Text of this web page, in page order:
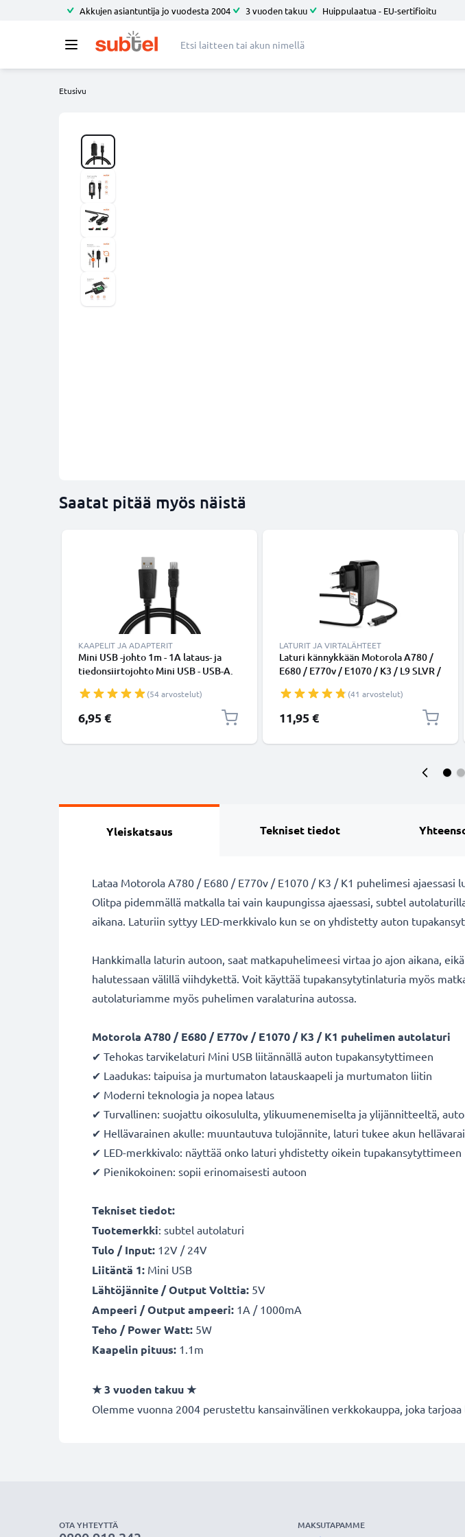
Akkujen asiantuntija jo vuodesta 2004 3 vuoden takuu Huippulaatua - EU-sertifioitu
Etusivu
Saatat pitää myös näistä
KAAPELIT JA ADAPTERIT
Mini USB -johto 1m - 1A lataus- ja
tiedonsiirtojohto Mini USB - USB-A.
(54 arvostelut)
6,95 €
LATURIT JA VIRTALÄHTEET
Laturi kännykkään Motorola A780 /
E680 / E770v / E1070 / K3 / L9 SLVR /
1000mA, 1.1m latausjohto, laturi
(41 arvostelut)
11,95 €
Yleiskatsaus Tekniset tiedot
Lataa Motorola A780 / E680 / E770v / E1070 / K3 / K1 puhelimesi
Olitpa pidemmällä matkalla tai vain kaupungissa ajaessasi, subtel
aikana. Laturiin syttyy LED-merkkivalo kun se on yhdistetty auton
Hankkimalla laturin autoon, saat matkapuhelimeesi virtaa jo ajon aikana,
halutessaan välillä viihdykettä. Voit käyttää tupakansytytinlaturia myös
autolaturiamme myös puhelimen varalaturina autossa.
Motorola A780 / E680 / E770v / E1070 / K3 / K1 puhelimen autolaturi
✔ Tehokas tarvikelaturi Mini USB liitännällä auton tupakansytyttimeen
✔ Laadukas: taipuisa ja murtumaton latauskaapeli ja murtumaton liitin
✔ Moderni teknologia ja nopea lataus
✔ Turvallinen: suojattu oikosululta, ylikuumenemiselta ja ylijännitteeltä,
✔ Hellävarainen akulle: muuntautuva tulojännite, laturi tukee akun
✔ LED-merkkivalo: näyttää onko laturi yhdistetty oikein tupakansytyttimeen
✔ Pienikokoinen: sopii erinomaisesti autoon
Tekniset tiedot:
Tuotemerkki: subtel autolaturi
Tulo / Input: 12V / 24V
Liitäntä 1: Mini USB
Lähtöjännite / Output Volttia: 5V
Ampeeri / Output ampeeri: 1A / 1000mA
Teho / Power Watt: 5W
Kaapelin pituus: 1.1m
★ 3 vuoden takuu ★
Olemme vuonna 2004 perustettu kansainvälinen verkkokauppa, joka
OTA YHTEYTTÄ MAKSUTAPAMME